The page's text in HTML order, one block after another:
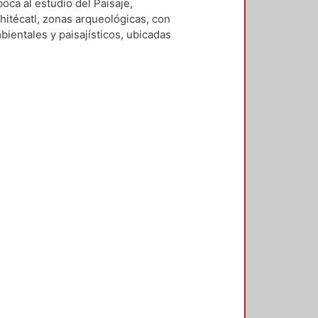
María Teresa
al estudio del Paisaje,
zonas arqueológicas, con
y paisajísticos, ubicadas